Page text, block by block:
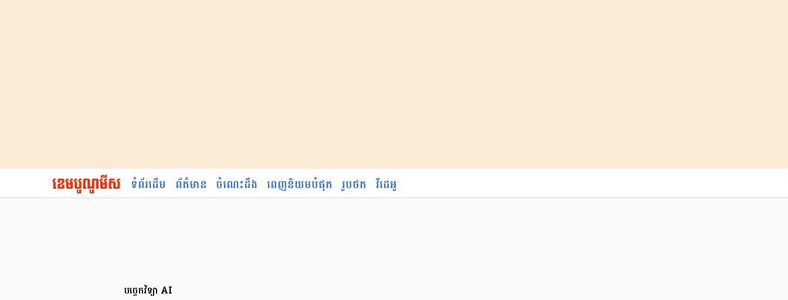
ទំព័រដើម ព័ត៌មាន ចំណេះដឹង ពេញនិយមបំផុត រូបថត វីដេអូ
បច្ចេកវិទ្យា AI